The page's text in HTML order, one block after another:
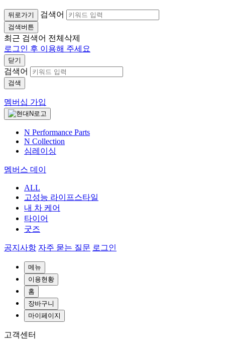
뒤로가기 검색어
검색버튼
최근 검색어 전체삭제
로그인 후 이용해 주세요
닫기
검색어
검색
멤버십 가입
N Performance Parts
N Collection
심레이싱
멤버스 데이
ALL
고성능 라이프스타일
내 차 케어
타이어
굿즈
공지사항 자주 묻는 질문 로그인
메뉴
이용현황
홈
장바구니
마이페이지
고객센터